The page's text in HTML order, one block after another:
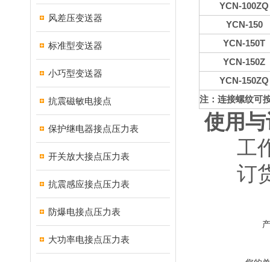
风差压变送器
标准型变送器
小巧型变送器
抗震磁敏电接点
保护继电器接点压力表
开关放大接点压力表
抗震感应接点压力表
防爆电接点压力表
大功率电接点压力表
YCN-100ZQ
YCN-150
YCN-150T
YCN-150Z
YCN-150ZQ
注：连接螺纹可
使用
工作
订货